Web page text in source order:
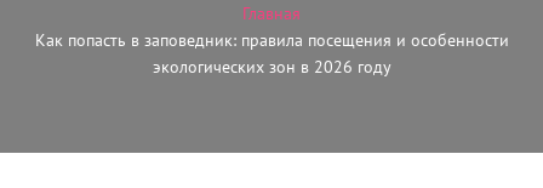
Главная
Как попасть в заповедник: правила посещения и особенности
экологических зон в 2026 году